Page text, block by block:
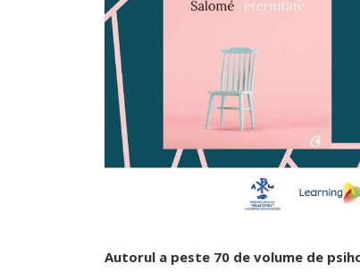
Autorul a peste 70 de volume de